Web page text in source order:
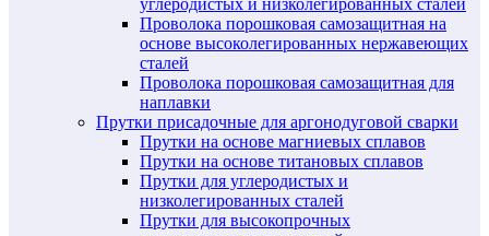
углеродистых и низколегированных сталей
Проволока порошковая самозащитная на
основе высоколегированных нержавеющих
сталей
Проволока порошковая самозащитная для
наплавки
Прутки присадочные для аргонодуговой сварки
Прутки на основе магниевых сплавов
Прутки на основе титановых сплавов
Прутки для углеродистых и
низколегированных сталей
Прутки для высокопрочных